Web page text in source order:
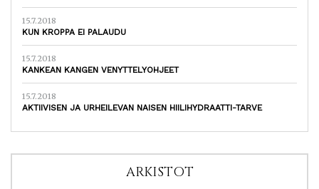
15.7.2018
KUN KROPPA EI PALAUDU
15.7.2018
KANKEAN KANGEN VENYTTELYOHJEET
15.7.2018
AKTIIVISEN JA URHEILEVAN NAISEN HIILIHYDRAATTI-TARVE
ARKISTOT